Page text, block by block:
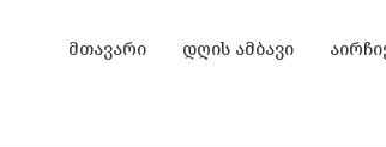
მთავარი დღის ამბავი